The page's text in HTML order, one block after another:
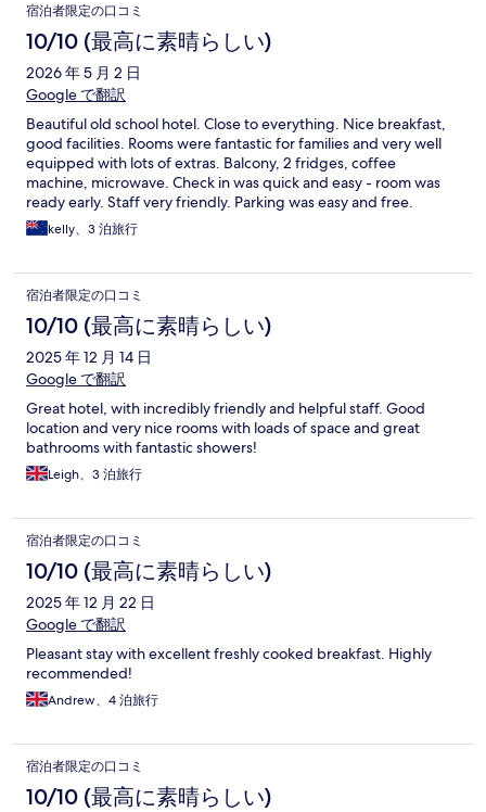
宿泊者限定の口コミ
10/10 (最高に素晴らしい)
2026 年 5 月 2 日
Google で翻訳
Beautiful old school hotel. Close to everything. Nice breakfast,
good facilities. Rooms were fantastic for families and very well
equipped with lots of extras. Balcony, 2 fridges, coffee
machine, microwave. Check in was quick and easy - room was
ready early. Staff very friendly. Parking was easy and free.
Cannot fault this hotel and would stay again if going back to
Cairns.
kelly、3 泊旅行
宿泊者限定の口コミ
10/10 (最高に素晴らしい)
2025 年 12 月 14 日
Google で翻訳
Great hotel, with incredibly friendly and helpful staff. Good
location and very nice rooms with loads of space and great
bathrooms with fantastic showers!
Leigh、3 泊旅行
宿泊者限定の口コミ
10/10 (最高に素晴らしい)
2025 年 12 月 22 日
Google で翻訳
Pleasant stay with excellent freshly cooked breakfast. Highly
recommended!
Andrew、4 泊旅行
宿泊者限定の口コミ
10/10 (最高に素晴らしい)